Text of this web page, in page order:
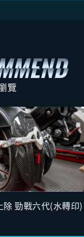
覽
除 勁戰六代(水轉印)